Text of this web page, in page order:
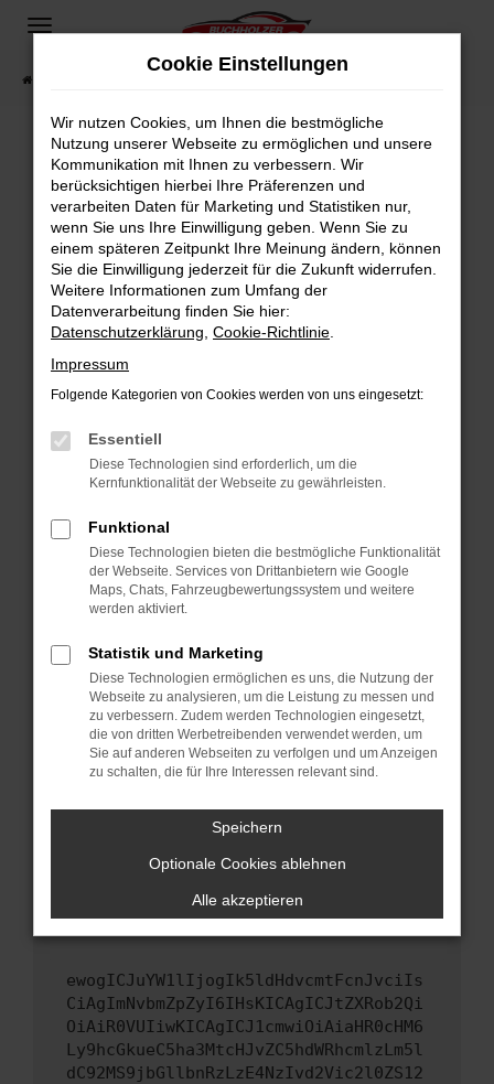
Zum
springen
Fahrzeugsuche
Fehler: Network Error
Beim Laden ist ein Fehler aufgetreten.
Hier sind ein paar Tipps, die dir helfen können:
Überprüfe deine Firewall und deine
Internetverbindung.
Laden andere Webseiten, zum Beispiel deine
Suchmaschine?
Prüfe deine Browsererweiterungen.
können das Laden bestimmter Seiten
verhindern. Funktioniert die Seite in einem
anderen Browser oder in einem privaten
Starte dein Gerät neu.
Das kann manchmal helfen, vorübergehende
Probleme zu beheben.
Betriebssystem auf dem neuesten Stand
sind.
Veraltete Software birgt nicht nur ein
Sicherheitsrisiko, sondern kann auch dazu
führen, dass bestimmte Funktionen nicht mehr
unterstützt werden.
Wende dich an den Webseitenbetreiber.
Wenn du alle oben genannten Schritte versucht
hast, kontaktiere uns bitte. Wir werden
versuchen, das Problem zu beheben. Du kannst
uns diesen Text schicken, um uns bei der
ewogICJuYW1lIjogIk5ldHdvcmtFcnJvciIs
CiAgImNvbmZpZyI6IHsKICAgICJtZXRob2Qi
OiAiR0VUIiwKICAgICJ1cmwiOiAiaHR0cHM6
Ly9hcGkueC5ha3MtcHJvZC5hdWRhcmlzLm5l
dC92MS9jbGllbnRzLzE4NzIvd2Vic2l0ZS12
Cookie Einstellungen
Wir nutzen Cookies, um Ihnen die bestmögliche
Nutzung unserer Webseite zu ermöglichen und unsere
Kommunikation mit Ihnen zu verbessern. Wir
berücksichtigen hierbei Ihre Präferenzen und
verarbeiten Daten für Marketing und Statistiken nur,
wenn Sie uns Ihre Einwilligung geben. Wenn Sie zu
einem späteren Zeitpunkt Ihre Meinung ändern, können
Sie die Einwilligung jederzeit für die Zukunft widerrufen.
Weitere Informationen zum Umfang der
Datenverarbeitung finden Sie hier:
Datenschutzerklärung Cookie-Richtlinie
Impressum
Folgende Kategorien von Cookies werden von uns eingesetzt:
Essentiell
Diese Technologien sind erforderlich, um die
Kernfunktionalität der Webseite zu gewährleisten.
Funktional
Diese Technologien bieten die bestmögliche Funktionalität
der Webseite. Services von Drittanbietern wie Google
Maps, Chats, Fahrzeugbewertungssystem und weitere
werden aktiviert.
Statistik und Marketing
Diese Technologien ermöglichen es uns, die Nutzung der
Webseite zu analysieren, um die Leistung zu messen und
zu verbessern. Zudem werden Technologien eingesetzt,
die von dritten Werbetreibenden verwendet werden, um
Sie auf anderen Webseiten zu verfolgen und um Anzeigen
zu schalten, die für Ihre Interessen relevant sind.
Speichern
Optionale Cookies ablehnen
Alle akzeptieren